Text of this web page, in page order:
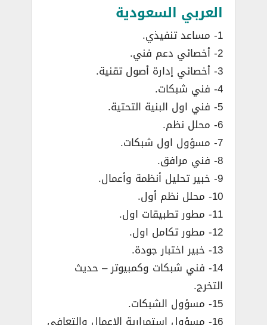
العربي السعودية
1- مساعد تنفيذي.
2- أخصائي دعم فني.
3- أخصائي إدارة أصول تقنية.
4- فني شبكات.
5- فني اول البنية التحتية.
6- محلل نظم.
7- مسؤول اول شبكات.
8- فني مرافق.
9- خبير تحليل أنظمة وأعمال.
10- محلل نظم أول.
11- مطور تطبيقات اول.
12- مطور تكامل اول.
13- خبير اختبار جودة.
14- فني شبكات وكمبيوتر – حديث
التخرج.
15- مسؤول الشبكات.